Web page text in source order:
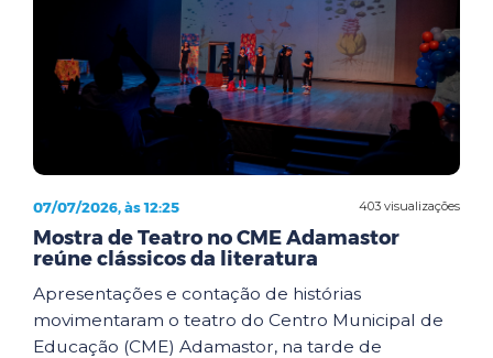
403 visualizações
07/07/2026, às 12:25
Mostra de Teatro no CME Adamastor
reúne clássicos da literatura
Apresentações e contação de histórias
movimentaram o teatro do Centro Municipal de
Educação (CME) Adamastor, na tarde de